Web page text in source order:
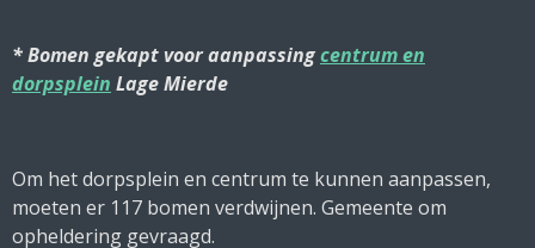
* Bomen gekapt voor aanpassingcentrum en
dorpsplein Lage Mierde
Om het dorpsplein en centrum te kunnen aanpassen,
moeten er 117 bomen verdwijnen. Gemeente om
opheldering gevraagd.